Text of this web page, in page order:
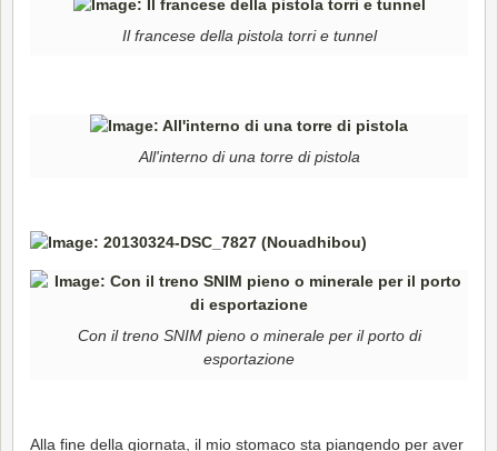
Il francese della pistola torri e tunnel
All'interno di una torre di pistola
Con il treno SNIM pieno o minerale per il porto di
esportazione
Alla fine della giornata, il mio stomaco sta piangendo per aver